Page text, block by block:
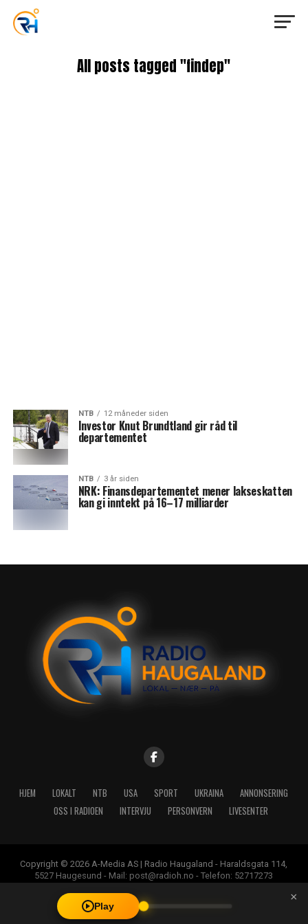
All posts tagged "findep"
NTB 12 måneder siden
Investor Knut Brundtland gir råd til
departementet
NTB 3 år siden
NRK: Finansdepartementet mener lakseskatten
kan gi inntekt på 16–17 milliarder
HJEM LOKALT NTB USA SPORT UKRAINA
ANNONSERING
OSS I RADIOEN
INTERVJU PERSONVERN LIVESENTER
Copyright © 2026 A-Media AS | Radio Haugaland - Haraldsgata 114,
5527 Haugesund - Mail: post@radioh.no - Telefon: 52717273
Play
×